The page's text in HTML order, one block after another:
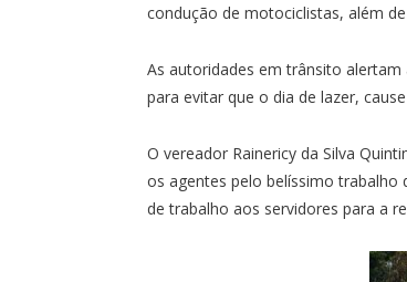
condução de motociclistas, além
As autoridades em trânsito
para evitar que o dia de lazer,
O vereador Rainericy da Silva
os agentes pelo belíssimo
de trabalho aos servidores para a